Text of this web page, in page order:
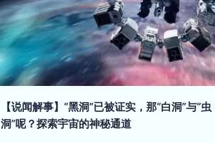
【说闻解事】“黑洞”已被证实，那“白洞”与“虫
洞”呢？探索宇宙的神秘通道